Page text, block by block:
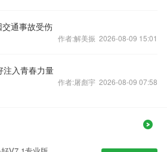
通事故受伤
作者:解美振 2026-08-09 15:01
注入青春力量
作者:屠彪宇 2026-08-09 07:58